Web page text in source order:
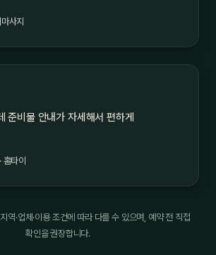
사지
준비물 안내가 자세해서 편하게
홈타이
역·업체·이용 조건에 따라 다를 수 있으며, 예약 전 직접
확인을 권장합니다.